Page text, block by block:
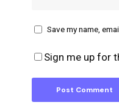
Save my name,
Sign me up for